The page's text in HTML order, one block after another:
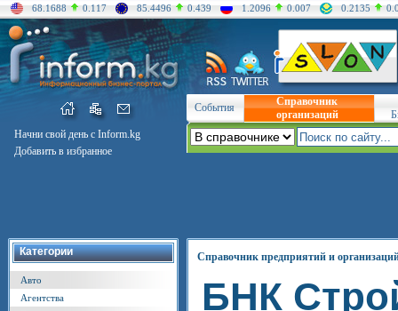
68.1688 0.117 85.4496 0.439 1.2096 0.007 0.2135
Начни свой день с Inform.kg
Добавить в избранное
События
Справочник
организаций
Категории
Авто
Агентства
Справочник предприятий и
БНК